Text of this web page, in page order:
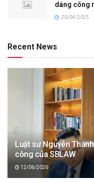
dáng công
20/04/2025
Recent News
Luật sư Nguyễn
công của SBLAW
12/06/2026